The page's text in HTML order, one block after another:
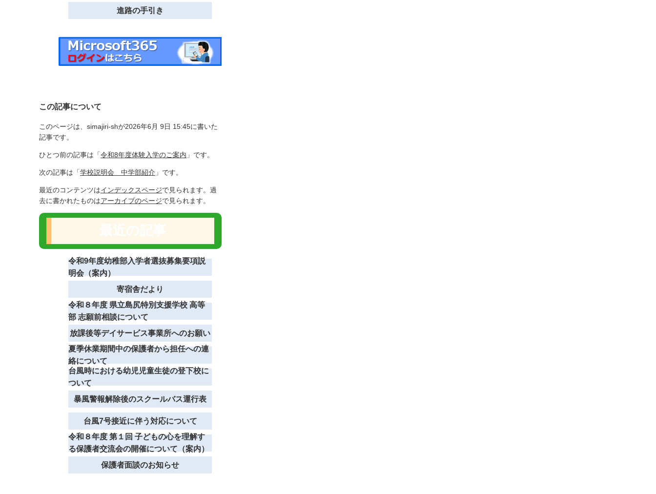
進路の手引き
この記事について
このページは、simajiri-shが2026年6月 9日 15:45に書いた
記事です。
ひとつ前の記事は「令和8年度体験入学のご案内 」です。
次の記事は「学校説明会 中学部紹介 」です。
最近のコンテンツはインデックスページで見られます。過
去に書かれたものはアーカイブのページで見られます。
令和9年度幼稚部入学者選抜募集要項説
明会（案内）
寄宿舎だより
令和８年度 県立島尻特別支援学校 高等
部 志願前相談について
放課後等デイサービス事業所へのお願い
夏季休業期間中の保護者から担任への連
絡について
台風時における幼児児童生徒の登下校に
ついて
暴風警報解除後のスクールバス運行表
台風7号接近に伴う対応について
令和８年度 第１回 子どもの心を理解す
る保護者交流会の開催について（案内）
保護者面談のお知らせ